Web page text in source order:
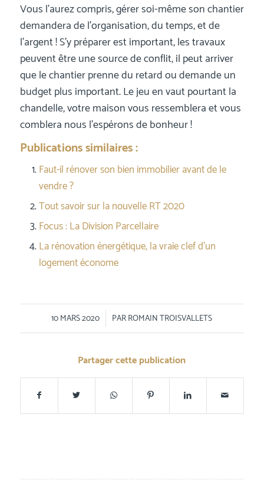
Vous l’aurez compris, gérer soi-même son chantier
demandera de l’organisation, du temps, et de
l’argent ! S’y préparer est important, les travaux
peuvent être une source de conflit, il peut arriver
que le chantier prenne du retard ou demande un
budget plus important. Le jeu en vaut pourtant la
chandelle, votre maison vous ressemblera et vous
comblera nous l’espérons de bonheur !
Publications similaires :
Faut-il rénover son bien immobilier avant de le
vendre ?
Tout savoir sur la nouvelle RT 2020
Focus : La Division Parcellaire
La rénovation énergétique, la vraie clef d’un
logement économe
10 MARS 2020
/ PARROMAIN TROISVALLETS
Partager cette publication